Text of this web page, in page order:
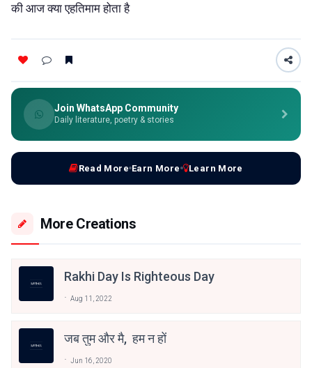
की आज क्या एहतिमाम होता है
Join WhatsApp Community
Daily literature, poetry & stories
Read More Earn More Learn More
More Creations
Rakhi Day Is Righteous Day
Aug 11, 2022
जब तुम और मै, हम न हों
Jun 16, 2020